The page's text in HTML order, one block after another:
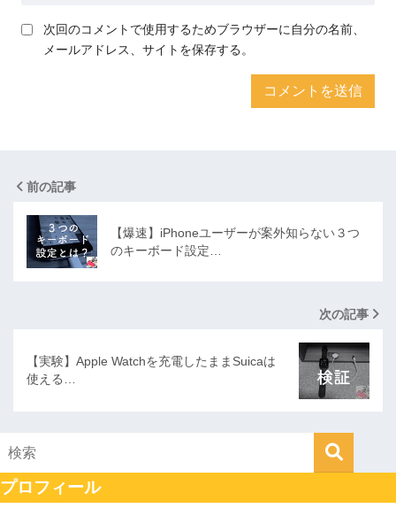
次回のコメントで使用するためブラウザーに自分の名前、
メールアドレス、サイトを保存する。
前の記事
【爆速】iPhoneユーザーが案外知らない３つ
のキーボード設定…
次の記事
【実験】Apple Watchを充電したままSuicaは
使える…
プロフィール